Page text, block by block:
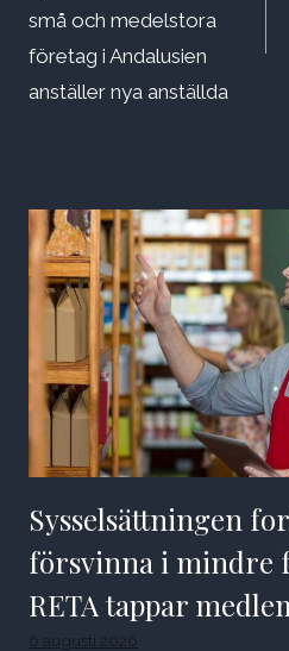
små och medelstora
företag i Andalusien
anställer nya anställda
Sysselsättningen
försvinna i mindre
RETA tappar
6 augusti 2026